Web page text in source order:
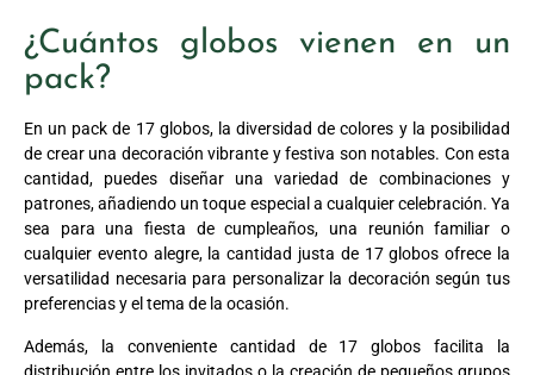
¿Cuántos globos vienen en un
pack?
En un pack de 17 globos, la diversidad de colores y la posibilidad
de crear una decoración vibrante y festiva son notables. Con esta
cantidad, puedes diseñar una variedad de combinaciones y
patrones, añadiendo un toque especial a cualquier celebración. Ya
sea para una fiesta de cumpleaños, una reunión familiar o
cualquier evento alegre, la cantidad justa de 17 globos ofrece la
versatilidad necesaria para personalizar la decoración según tus
preferencias y el tema de la ocasión.
Además, la conveniente cantidad de 17 globos facilita la